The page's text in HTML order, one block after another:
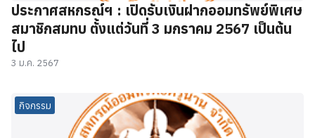
ประกาศสหกรณ์ฯ : เปิดรับเงินฝากออมทรัพย์พิเศษ
สมาชิกสมทบ ตั้งแต่วันที่ 3 มกราคม 2567 เป็นต้น
ไป
3 ม.ค. 2567
กิจกรรม